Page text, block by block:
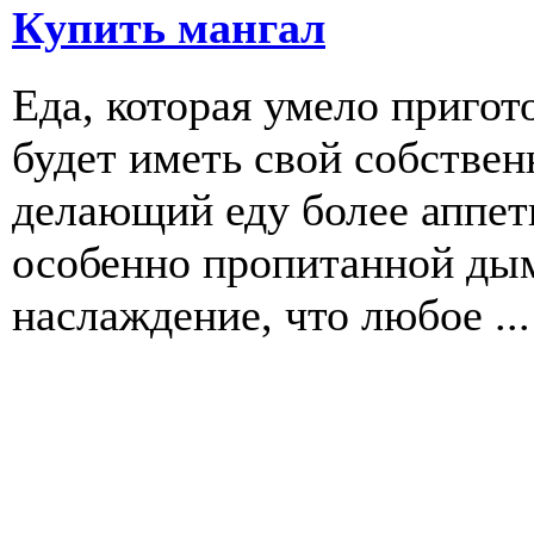
Купить мангал
Еда, которая умело
будет иметь свой
делающий еду более
особенно пропитанной
наслаждение, что любое ...